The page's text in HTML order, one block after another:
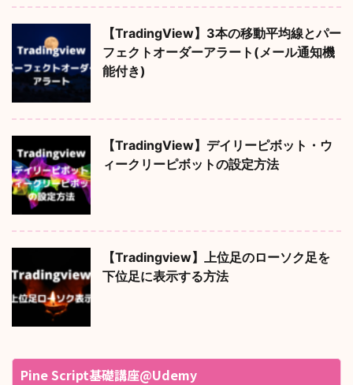
【TradingView】3本の移動平均線とパー
フェクトオーダーアラート(メール通知機
能付き)
【TradingView】デイリーピボット・ウ
ィークリーピボットの設定方法
【Tradingview】上位足のローソク足を
下位足に表示する方法
Pine Script基礎講座@Udemy